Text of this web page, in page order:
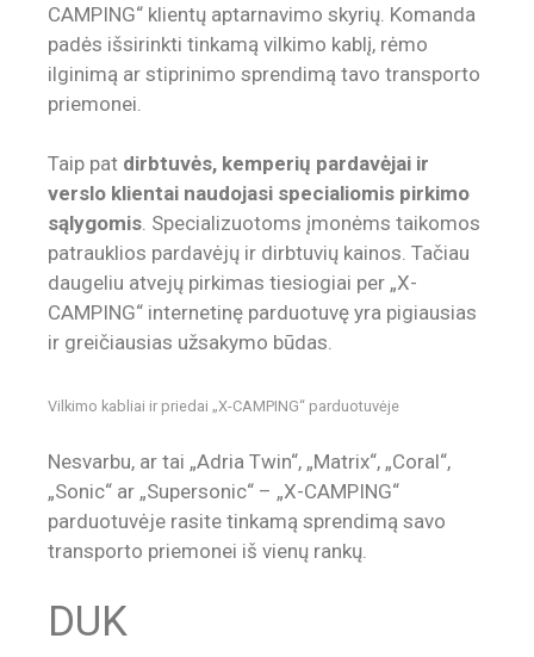
CAMPING“ klientų aptarnavimo skyrių. Komanda
padės išsirinkti tinkamą vilkimo kablį, rėmo
ilginimą ar stiprinimo sprendimą tavo transporto
priemonei.
Taip pat dirbtuvės, kemperių pardavėjai ir
verslo klientai naudojasi specialiomis pirkimo
sąlygomis. Specializuotoms įmonėms taikomos
patrauklios pardavėjų ir dirbtuvių kainos. Tačiau
daugeliu atvejų pirkimas tiesiogiai per „X-
CAMPING“ internetinę parduotuvę yra pigiausias
ir greičiausias užsakymo būdas.
Vilkimo kabliai ir priedai „X-CAMPING“ parduotuvėje
Nesvarbu, ar tai „Adria Twin“, „Matrix“, „Coral“,
„Sonic“ ar „Supersonic“ – „X-CAMPING“
parduotuvėje rasite tinkamą sprendimą savo
transporto priemonei iš vienų rankų.
DUK